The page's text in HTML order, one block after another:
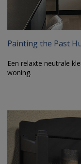
Painting the Past
Een relaxte neutrale
woning.